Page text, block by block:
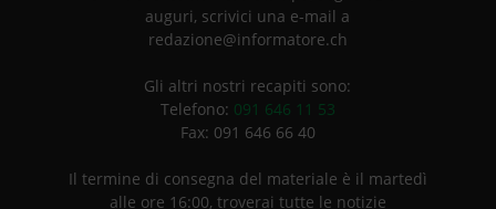
auguri, scrivici una e-mail a
redazione@informatore.ch
Gli altri nostri recapiti sono:
Telefono: 091 646 11 53
Fax: 091 646 66 40
Il termine di consegna del materiale è il martedì
alle ore 16:00, troverai tutte le notizie